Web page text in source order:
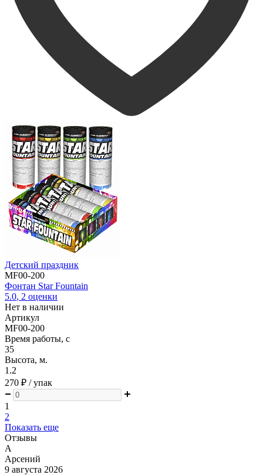
Детский праздник
MF00-200
Фонтан Star Fountain
5.0, 2 оценки
Нет в наличии
Артикул
MF00-200
Время работы, с
35
Высота, м.
1.2
270 ₽ / упак
1
2
Показать еще
Отзывы
А
Арсений
9 августа 2026